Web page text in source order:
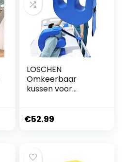
LOSCHEN
Omkeerbaar
kussen voor
leer, anti-
kussen,
€52.99